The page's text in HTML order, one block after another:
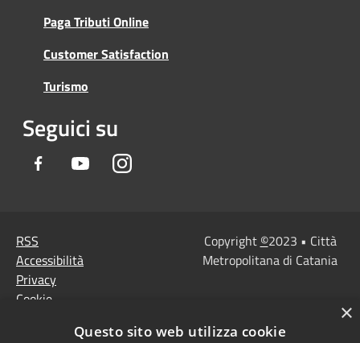
Paga Tributi Online
Customer Satisfaction
Turismo
Seguici su
Facebook YoutubeInstagram
RSS
Accessibilità
Privacy
Cookie
Note Legali
Copyright ©2023 • Città
Metropolitana di Catania
×
Questo sito web utilizza cookie